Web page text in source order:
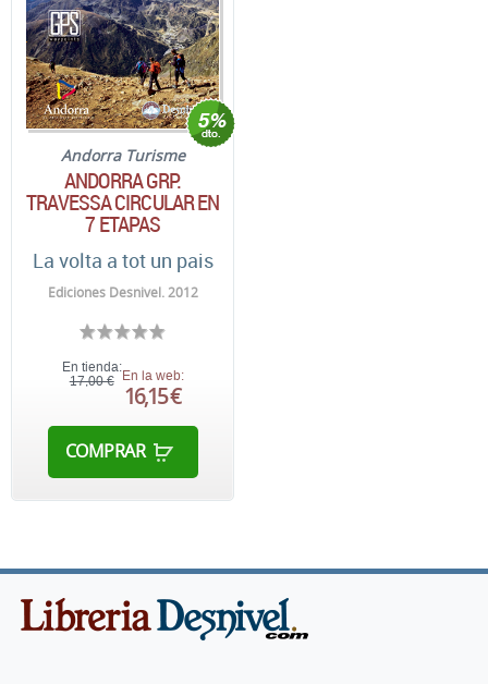
Andorra Turisme
ANDORRA GRP.
TRAVESSA CIRCULAR EN
7 ETAPAS
La volta a tot un pais
Ediciones Desnivel. 2012
En tienda:
17,00 € En la web:
16,15 €
COMPRAR